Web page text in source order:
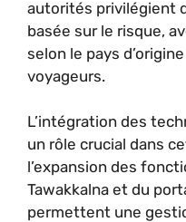
autorités privilégient
basée sur le risque,
selon le pays
voyageurs.
L’intégration des
un rôle crucial dans
l’expansion des
Tawakkalna et du
permettent une